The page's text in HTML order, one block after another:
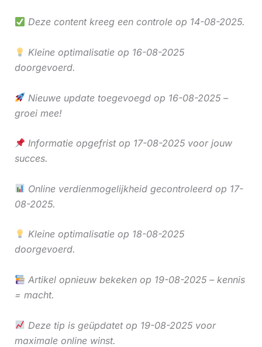
Deze content kreeg een controle op 14-08-2025.
Kleine optimalisatie op 16-08-2025
doorgevoerd.
Nieuwe update toegevoegd op 16-08-2025 –
groei mee!
Informatie opgefrist op 17-08-2025 voor jouw
succes.
Online verdienmogelijkheid gecontroleerd op 17-
08-2025.
Kleine optimalisatie op 18-08-2025
doorgevoerd.
Artikel opnieuw bekeken op 19-08-2025 – kennis
= macht.
Deze tip is geüpdatet op 19-08-2025 voor
maximale online winst.